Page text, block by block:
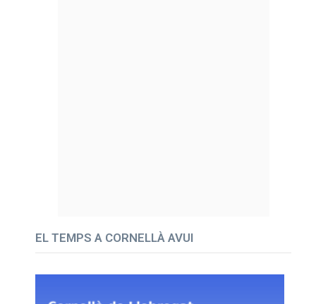
EL TEMPS A CORNELLÀ AVUI